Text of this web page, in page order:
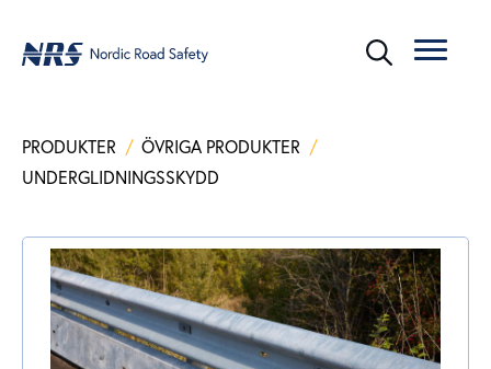
PRODUKTER / ÖVRIGA PRODUKTER /
UNDERGLIDNINGSSKYDD